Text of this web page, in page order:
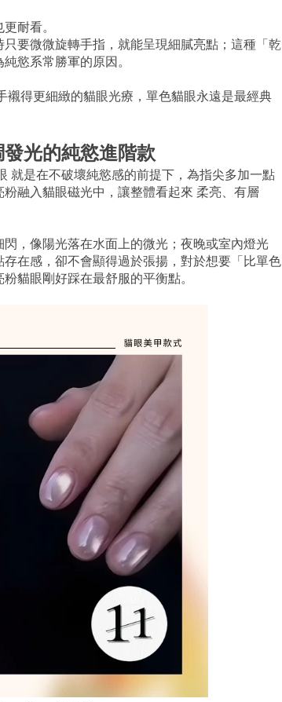
耐看。
要微微旋轉手指，就能呈現細膩亮點；這種「乾
慾系常勝軍的原因。
得更細緻的貓眼光療，單色貓眼永遠是最經典
光的純慾進階款
就是在不破壞純慾感的前提下，為指尖多加一點
融入貓眼磁光中，讓整體看起來 柔亮、有層
，像陽光落在水面上的微光；夜晚或室內燈光
在感，卻不會顯得過於張揚，對於想要「比單色
貓眼剛好踩在最舒服的平衡點。